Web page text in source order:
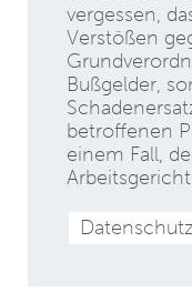
vergessen,
Verstößen
Bußgelder,
betroffenen
einem Fall,